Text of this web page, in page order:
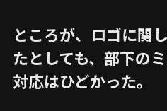
ところが、ロゴに関
たとしても、部下の
対応はひどかった。